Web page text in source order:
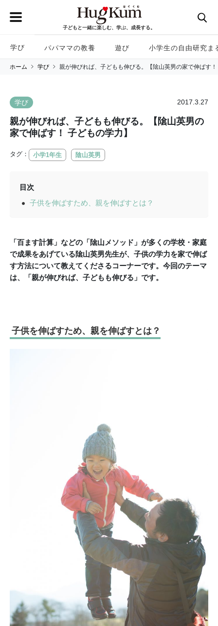
子どもと一緒に楽しむ、学ぶ、成長する。
学び パパママの教養 遊び 小学生の自由研究ま
ホーム 学び 親が伸びれば、子どもも伸びる。【隂山英男の家で伸ばす
学び 2017.3.27
親が伸びれば、子どもも伸びる。【隂山英男の
家で伸ばす！ 子どもの学力】
タグ： 小学1年生 陰山英男
目次
子供を伸ばすため、親を伸ばすとは？
「百ます計算」などの「隂山メソッド」が多くの学校・家庭
で成果をあげている隂山英男先生が、子供の学力を家で伸ば
す方法について教えてくださるコーナーです。 今回のテーマ
は、「親が伸びれば、子どもも伸びる」です。
子供を伸ばすため、親を伸ばすとは？